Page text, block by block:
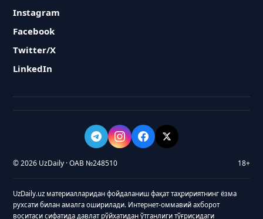
Instagram
Facebook
Twitter/X
LinkedIn
© 2026 UzDaily · ОАВ №248510 18+
UzDaily.uz материалларидан фойдаланиш фақат таҳририятнинг ёзма
рухсати билан амалга оширилади. Интернет-оммавий ахборот
воситаси сифатида давлат рўйхатидан ўтганлиги тўғрисидаги